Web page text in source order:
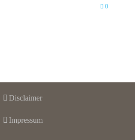
0
Disclaimer
Impressum